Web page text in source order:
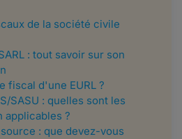
de la société civile
: tout savoir sur son
fiscal d'une EURL ?
SASU : quelles sont les
applicables ?
: que devez-vous